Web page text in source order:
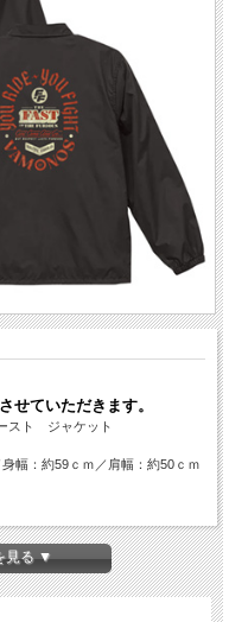
せていただきます。
スト ジャケット
幅：約59ｃｍ／肩幅：約50ｃｍ
見る ▼